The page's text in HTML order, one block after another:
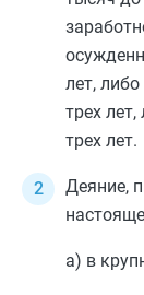
лет,
трех
трех лет.
Деяние,
а) в